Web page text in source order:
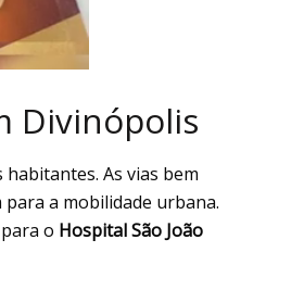
Divinópolis
As vias bem
a mobilidade urbana.
o Hospital São João